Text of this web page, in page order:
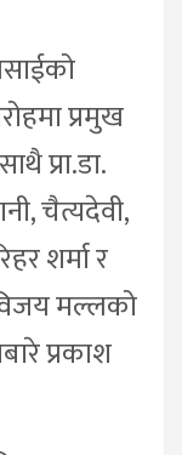
प्रमुख
प्रा.डा.
चैत्यदेवी,
शर्मा र
मल्लको
प्रकाश